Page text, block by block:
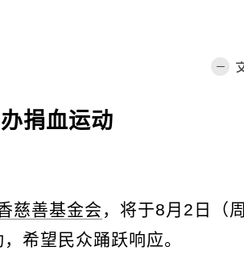
捐血运动
慈善基金会 ，将于8月2日（周
希望民众踊跃响应。